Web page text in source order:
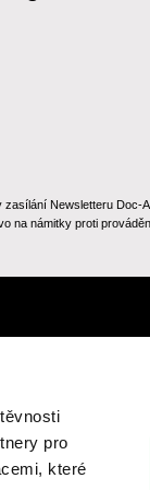
pro
které
Newsletteru Doc-
na námitky proti